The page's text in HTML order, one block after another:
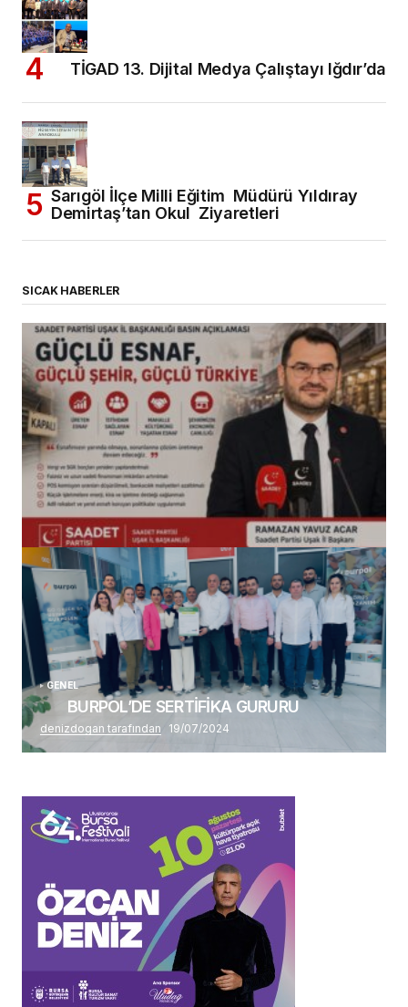
TİGAD 13. Dijital Medya Çalıştayı Iğdır’da
Sarıgöl İlçe Milli Eğitim Müdürü Yıldıray
Demirtaş’tan Okul Ziyaretleri
SICAK HABERLER
(başlıksız)
Alaattin Karahan tarafından 14/07/2026
GENEL
BURPOL’DE SERTİFİKA GURURU
denizdogan tarafından 19/07/2024